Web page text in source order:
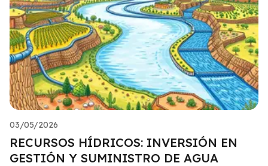
03/05/2026
RECURSOS HÍDRICOS: INVERSIÓN EN
GESTIÓN Y SUMINISTRO DE AGUA